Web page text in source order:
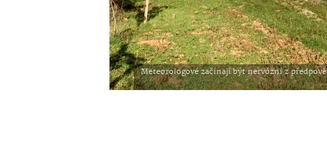
Meteorologové začínají být nervózní z